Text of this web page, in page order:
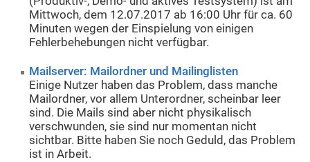
Mittwoch, dem 12.07.2017 ab 16:00 Uhr für ca. 60
Minuten wegen der Einspielung von einigen
Fehlerbehebungen nicht verfügbar.
Mailserver: Mailordner und Mailinglisten
Einige Nutzer haben das Problem, dass manche
Mailordner, vor allem Unterordner, scheinbar leer
sind. Die Mails sind aber nicht physikalisch
verschwunden, sie sind nur momentan nicht
sichtbar. Bitte haben Sie noch Geduld, das Problem
ist in Arbeit.